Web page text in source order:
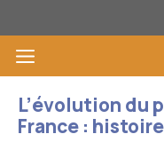
au
contenuMenu
L’évolution du
France :